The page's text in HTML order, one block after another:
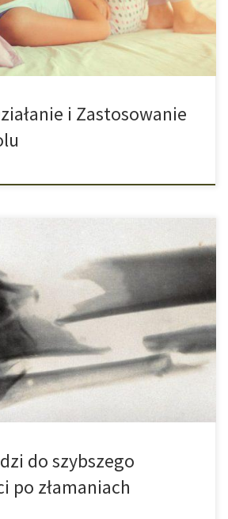
się zmienić. […]
i Zastosowanie
aktywne zawarte w roślinie marihuany
skrzynia złota. Izraelscy naukowcy
znacznie szybciej się zrastają, jeśli są
czyli CBD. Jak już od dawna
cannabisu może być zastosowana w
medycznych. Składniki […]
do szybszego
po złamaniach